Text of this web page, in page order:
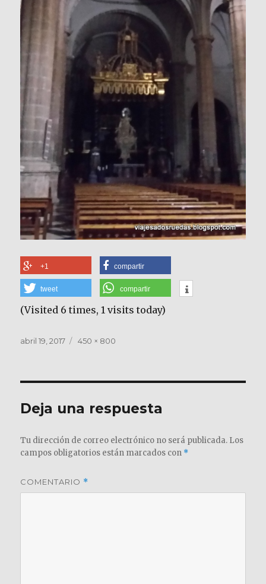
+1 compartir
tweet compartir
(Visited 6 times, 1 visits today)
Publicado
abril 19, 2017
Tamaño
450 × 800
Deja una respuesta
Tu dirección de correo electrónico no será publicada. Los
campos obligatorios están marcados con *
COMENTARIO *